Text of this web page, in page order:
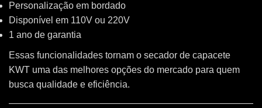
Personalização em bordado
Disponível em 110V ou 220V
1 ano de garantia
Essas funcionalidades tornam o secador de capacete
KWT uma das melhores opções do mercado para quem
busca qualidade e eficiência.